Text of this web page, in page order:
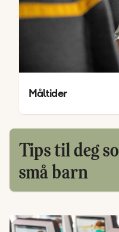
Måltider
Tips til deg
små barn